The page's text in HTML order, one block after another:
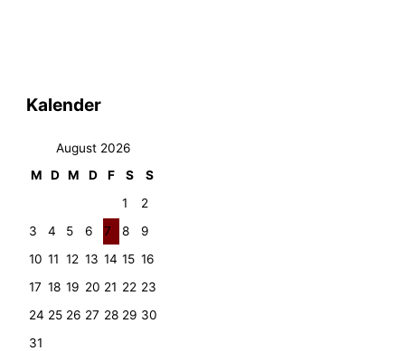
Kalender
August 2026
M
D M D F S
S
1
2
3
4 5 6 7 8
9
10 11 12 13 14 15 16
17 18 19 20 21 22 23
24 25 26 27 28 29 30
31